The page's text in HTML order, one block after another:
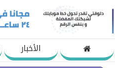
الأخبار